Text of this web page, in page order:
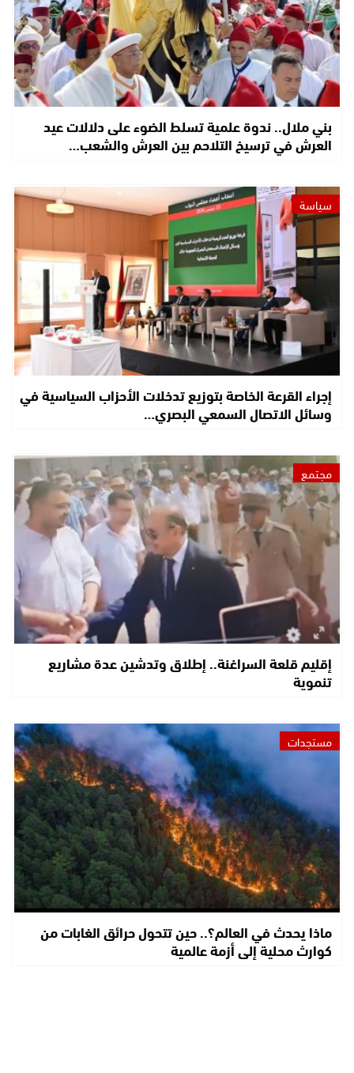
بني ملال.. ندوة علمية تسلط الضوء على دلالات عيد
العرش في ترسيخ التلاحم بين العرش والشعب…
سياسة
إجراء القرعة الخاصة بتوزيع تدخلات الأحزاب السياسية في
وسائل الاتصال السمعي البصري…
مجتمع
إقليم قلعة السراغنة.. إطلاق وتدشين عدة مشاريع
تنموية
مستجدات
ماذا يحدث في العالم؟.. حين تتحول حرائق الغابات من
كوارث محلية إلى أزمة عالمية